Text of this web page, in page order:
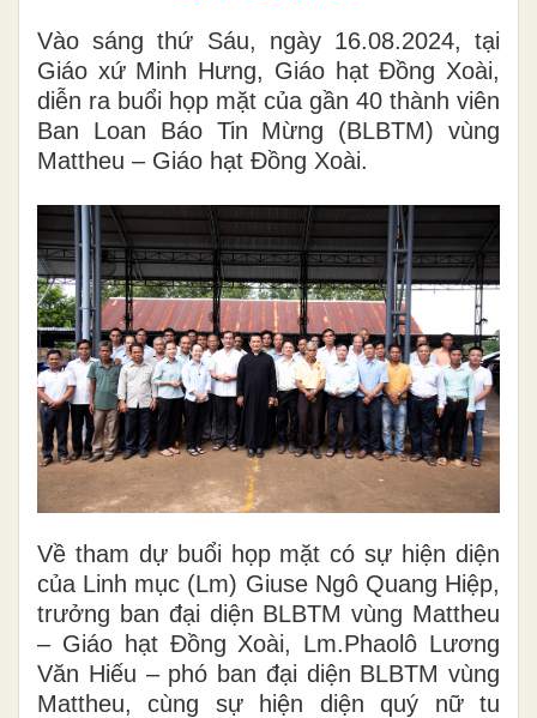
Vào sáng thứ Sáu, ngày 16.08.2024, tại
Giáo xứ Minh Hưng, Giáo hạt Đồng Xoài,
diễn ra buổi họp mặt của gần 40 thành viên
Ban Loan Báo Tin Mừng (BLBTM) vùng
Mattheu – Giáo hạt Đồng Xoài.
Về tham dự buổi họp mặt có sự hiện diện
của Linh mục (Lm) Giuse Ngô Quang Hiệp,
trưởng ban đại diện BLBTM vùng Mattheu
– Giáo hạt Đồng Xoài, Lm.Phaolô Lương
Văn Hiếu – phó ban đại diện BLBTM vùng
Mattheu, cùng sự hiện diện quý nữ tu